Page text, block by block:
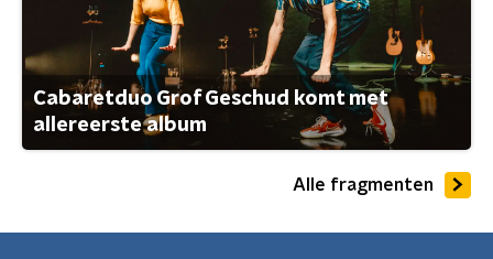
Cabaretduo Grof Geschud komt met
allereerste album
Alle fragmenten